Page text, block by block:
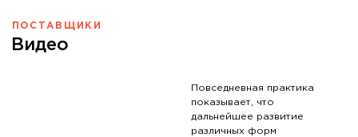
ПОСТАВЩИКИ
Видео
Повседневная практика
показывает, что
дальнейшее развитие
различных форм